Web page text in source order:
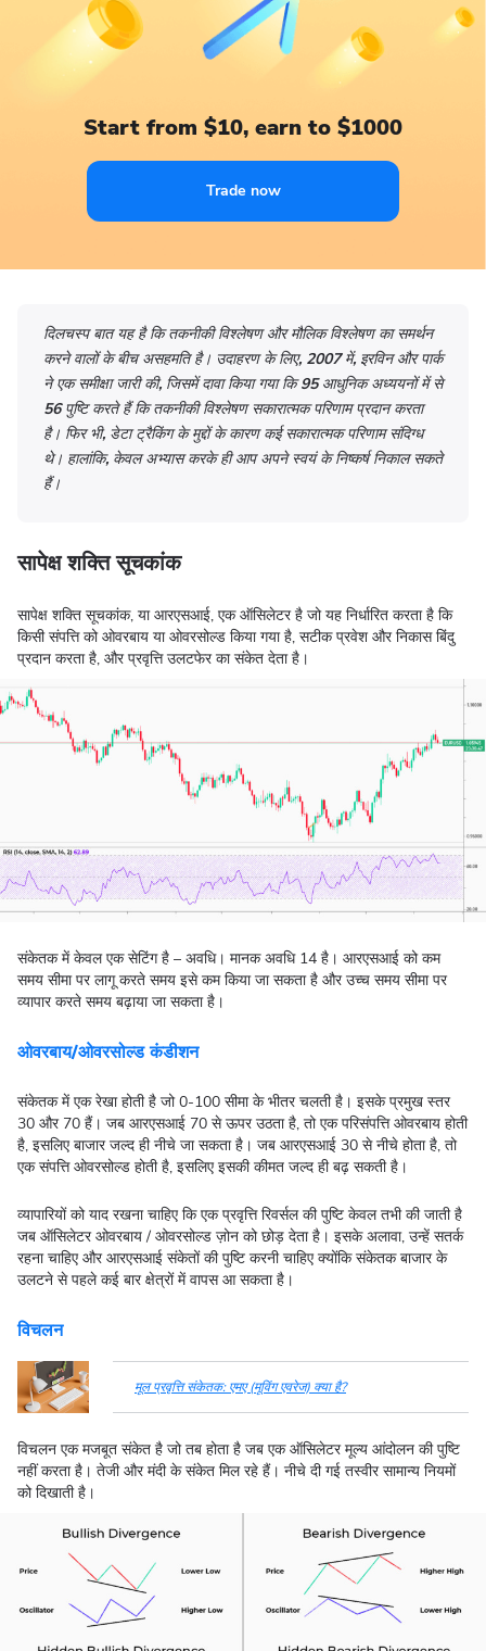
Start from $10, earn to $1000
Trade now
दिलचस्प बात यह है कि तकनीकी विश्लेषण और मौलिक विश्लेषण का समर्थन
करने वालों के बीच असहमति है। उदाहरण के लिए, 2007 में, इरविन और पार्क
ने एक समीक्षा जारी की, जिसमें दावा किया गया कि 95 आधुनिक अध्ययनों में से
56 पुष्टि करते हैं कि तकनीकी विश्लेषण सकारात्मक परिणाम प्रदान करता
है। फिर भी, डेटा ट्रैकिंग के मुद्दों के कारण कई सकारात्मक परिणाम संदिग्ध
थे। हालांकि, केवल अभ्यास करके ही आप अपने स्वयं के निष्कर्ष निकाल सकते
हैं।
सापेक्ष शक्ति सूचकांक
सापेक्ष शक्ति सूचकांक, या आरएसआई, एक ऑसिलेटर है जो यह निर्धारित करता है कि
किसी संपत्ति को ओवरबाय या ओवरसोल्ड किया गया है, सटीक प्रवेश और निकास बिंदु
प्रदान करता है, और प्रवृत्ति उलटफेर का संकेत देता है।
संकेतक में केवल एक सेटिंग है – अवधि। मानक अवधि 14 है। आरएसआई को कम
समय सीमा पर लागू करते समय इसे कम किया जा सकता है और उच्च समय सीमा पर
व्यापार करते समय बढ़ाया जा सकता है।
ओवरबाय/ओवरसोल्ड कंडीशन
संकेतक में एक रेखा होती है जो 0-100 सीमा के भीतर चलती है। इसके प्रमुख स्तर
30 और 70 हैं। जब आरएसआई 70 से ऊपर उठता है, तो एक परिसंपत्ति ओवरबाय होती
है, इसलिए बाजार जल्द ही नीचे जा सकता है। जब आरएसआई 30 से नीचे होता है, तो
एक संपत्ति ओवरसोल्ड होती है, इसलिए इसकी कीमत जल्द ही बढ़ सकती है।
व्यापारियों को याद रखना चाहिए कि एक प्रवृत्ति रिवर्सल की पुष्टि केवल तभी की जाती है
जब ऑसिलेटर ओवरबाय / ओवरसोल्ड ज़ोन को छोड़ देता है। इसके अलावा, उन्हें सतर्क
रहना चाहिए और आरएसआई संकेतों की पुष्टि करनी चाहिए क्योंकि संकेतक बाजार के
उलटने से पहले कई बार क्षेत्रों में वापस आ सकता है।
विचलन
मूल प्रवृत्ति संकेतक: एमए (मूविंग एवरेज) क्या है?
विचलन एक मजबूत संकेत है जो तब होता है जब एक ऑसिलेटर मूल्य आंदोलन की पुष्टि
नहीं करता है। तेजी और मंदी के संकेत मिल रहे हैं। नीचे दी गई तस्वीर सामान्य नियमों
को दिखाती है।